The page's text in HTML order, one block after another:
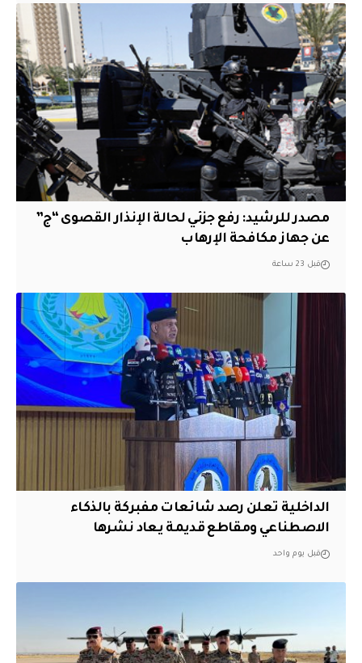
مصدر للرشيد: رفع جزئي لحالة الإنذار القصوى “ج”
عن جهاز مكافحة الإرهاب
قبل 23 ساعة
الداخلية تعلن رصد شائعات مفبركة بالذكاء
الاصطناعي ومقاطع قديمة يعاد نشرها
قبل يوم واحد